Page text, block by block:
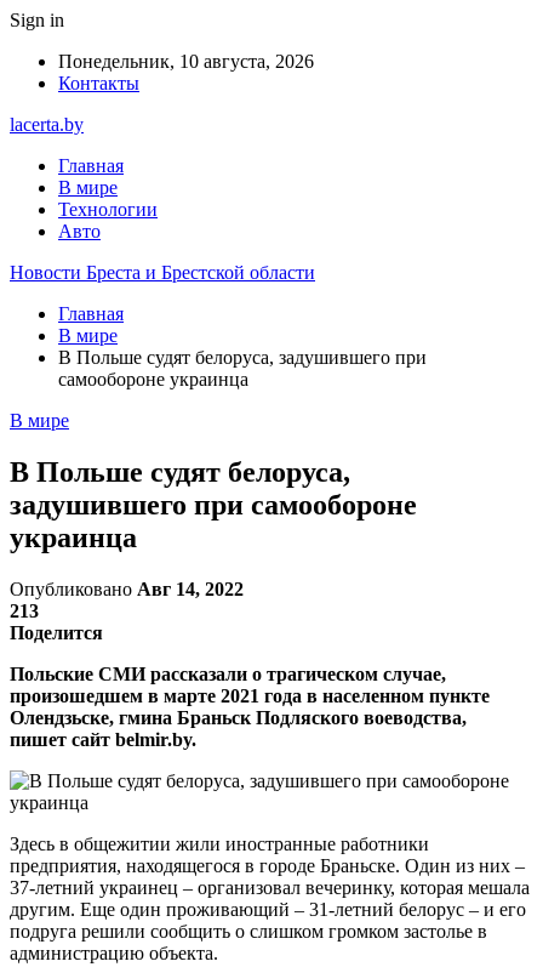
Sign in
Понедельник, 10 августа, 2026
Контакты
lacerta.by
Главная
В мире
Технологии
Авто
Новости Бреста и Брестской области
Главная
В мире
В Польше судят белоруса, задушившего при
самообороне украинца
В мире
В Польше судят белоруса,
задушившего при самообороне
украинца
Опубликовано Авг 14, 2022
213
Поделится
Польские СМИ рассказали о трагическом случае,
произошедшем в марте 2021 года в населенном пункте
Олендзьске, гмина Браньск Подляского воеводства,
пишет сайт belmir.by.
Здесь в общежитии жили иностранные работники
предприятия, находящегося в городе Браньске. Один из них –
37-летний украинец – организовал вечеринку, которая мешала
другим. Еще один проживающий – 31-летний белорус – и его
подруга решили сообщить о слишком громком застолье в
администрацию объекта.